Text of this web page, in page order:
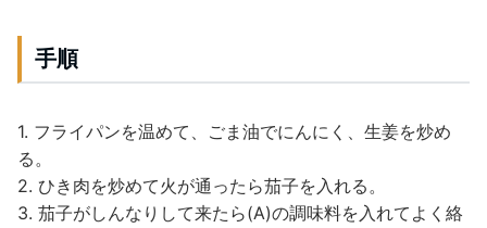
手順
1. フライパンを温めて、ごま油でにんにく、生姜を炒め
る。
2. ひき肉を炒めて火が通ったら茄子を入れる。
3. 茄子がしんなりして来たら(A)の調味料を入れてよく絡